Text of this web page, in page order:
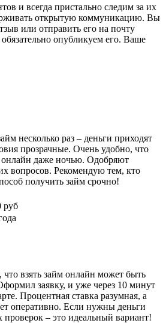
и всегда пристально следим за их
открытую коммуникацию. Вы
или отправить его на почту
опубликуем его. Ваше
несколько раз – деньги приходят
прозрачные. Очень удобно, что
онлайн даже ночью. Одобряют
вопросов. Рекомендую тем, кто
получить займ срочно!
руб
что взять займ онлайн может быть
заявку, и уже через 10 минут
Процентная ставка разумная, а
оперативно. Если нужны деньги
проверок – это идеальный вариант!